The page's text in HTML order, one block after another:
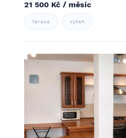
21 500 Kč / měsíc
Terasa Výtah